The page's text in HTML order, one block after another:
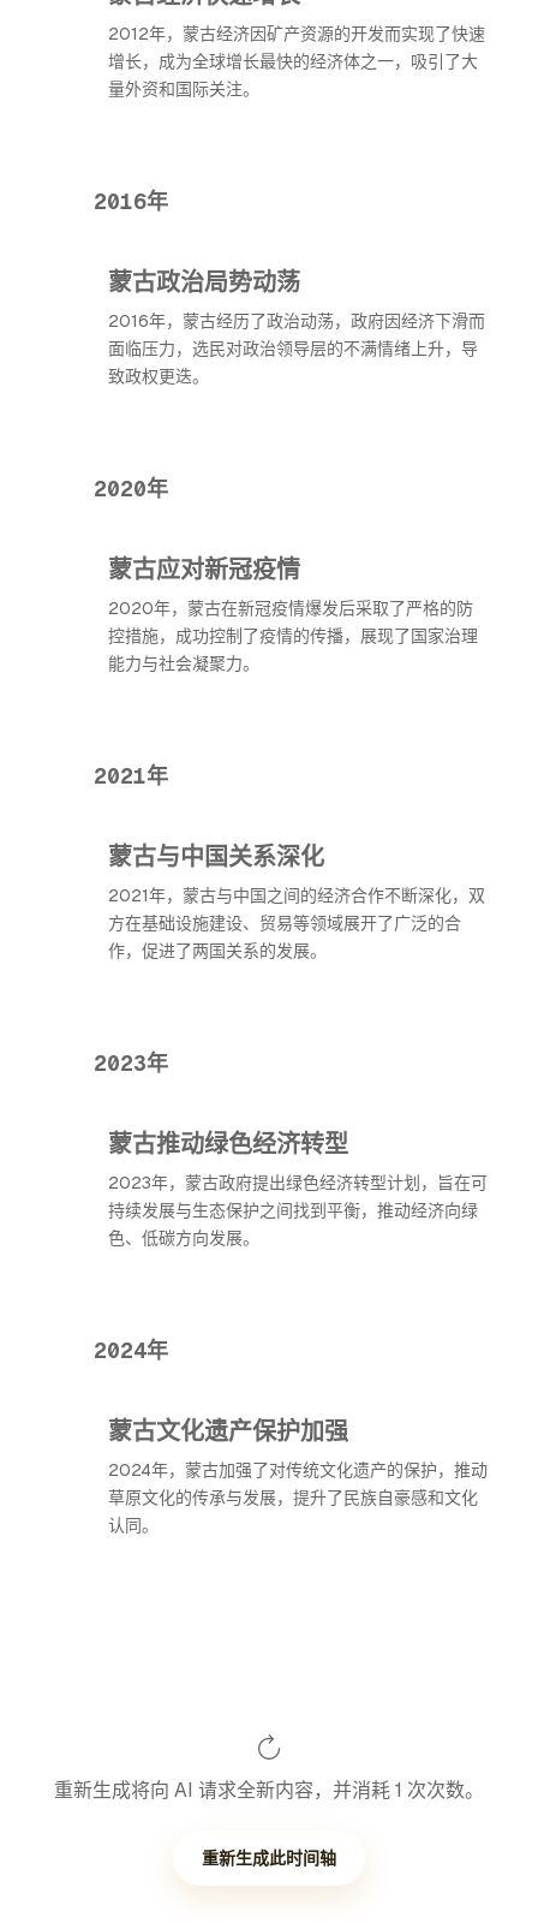
2012年，蒙古经济因矿产资源的开发而实现了快速
增长，成为全球增长最快的经济体之一，吸引了大
量外资和国际关注。
2016年
蒙古政治局势动荡
2016年，蒙古经历了政治动荡，政府因经济下滑而
面临压力，选民对政治领导层的不满情绪上升，导
致政权更迭。
2020年
蒙古应对新冠疫情
2020年，蒙古在新冠疫情爆发后采取了严格的防
控措施，成功控制了疫情的传播，展现了国家治理
能力与社会凝聚力。
2021年
蒙古与中国关系深化
2021年，蒙古与中国之间的经济合作不断深化，双
方在基础设施建设、贸易等领域展开了广泛的合
作，促进了两国关系的发展。
2023年
蒙古推动绿色经济转型
2023年，蒙古政府提出绿色经济转型计划，旨在可
持续发展与生态保护之间找到平衡，推动经济向绿
色、低碳方向发展。
2024年
蒙古文化遗产保护加强
2024年，蒙古加强了对传统文化遗产的保护，推动
草原文化的传承与发展，提升了民族自豪感和文化
认同。
重新生成将向 AI 请求全新内容，并消耗 1 次次数。
重新生成此时间轴